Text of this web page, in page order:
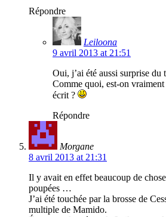
Répondre
Leiloona
9 avril 2013 at 21:51
Oui, j’ai été aussi surprise du
Comme quoi, est-on
écrit ?
Répondre
Morgane
8 avril 2013 at 21:31
Il y avait en effet beaucoup de
poupées …
J’ai été touchée par la brosse de
multiple de Mamido.